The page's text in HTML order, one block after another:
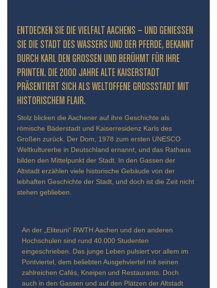
ENTDECKEN SIE DIE VIELFALT AACHENS – UND GENIESSEN S
IE DIE STADT DES WASSERS UND DER PFERDE, BEKANNT D
URCH KARL DEN GROSSEN UND BERÜHMT FÜR IHRE PR
INTEN. DIE 2000 JAHRE ALTE KAISERSTADT PR
ÄSENTIERT SICH ALS WELTOFFENE GROSSSTADT MIT HIS
TORISCHEM FLAIR.
Stolz blicken die Aachener auf ihre Geschichte als
römische Bäderstadt und Kaiserresidenz Karls des
Großen zurück. Der Dom, 1978 zum ersten UNESCO
Weltkulturerbe in Deutschland ernannt, und das Rathaus
bilden den Mittelpunkt der Stadt. In den Gassen der
Altstadt erzählen viele historische Gebäude von der
lebhaften Geschichte der Stadt, und doch ist die Zeit nicht
stehen geblieben.
An der „Eliteuni“ RWTH Aachen und den anderen
Hochschulen sind rund 40.000 Studenten
eingeschrieben. Das junge Leben pulsiert vor allem im
Pontviertel, dem beliebten Ausgehviertel mit seinen
zahlreichen Cafés, Kneipen und Restaurants. Doch
auch in den Gassen und auf den Plätzen der Altstadt